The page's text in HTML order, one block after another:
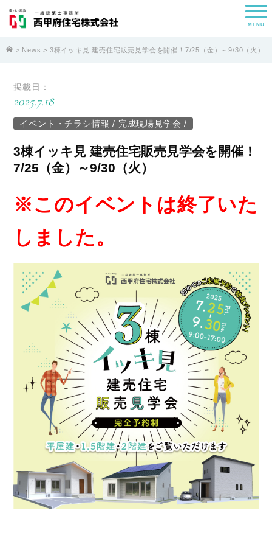
MENU
> News > 3棟イッキ見 建売住宅販売見学会を開催！7/25（金）～9/30（火）
掲載日：
2025.7.18
イベント・チラシ情報 / 完成現場見学会 /
3棟イッキ見 建売住宅販売見学会を開催！
7/25（金）～9/30（火）
※このイベントは終了いた
しました。